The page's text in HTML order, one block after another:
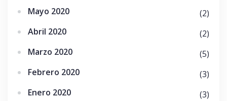
Mayo 2020
(2)
Abril 2020
(2)
Marzo 2020
(5)
Febrero 2020
(3)
Enero 2020
(3)